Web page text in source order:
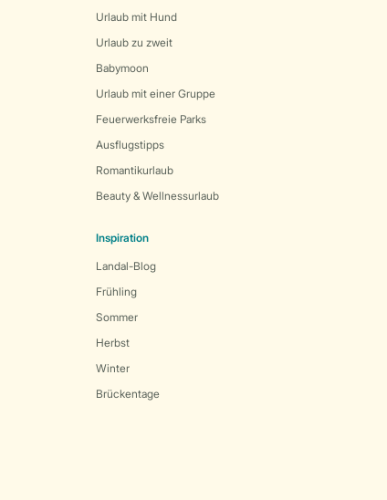
Urlaub mit Hund
Urlaub zu zweit
Babymoon
Urlaub mit einer Gruppe
Feuerwerksfreie Parks
Ausflugstipps
Romantikurlaub
Beauty & Wellnessurlaub
Inspiration
Landal-Blog
Frühling
Sommer
Herbst
Winter
Brückentage